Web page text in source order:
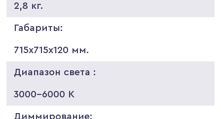
2,8 кг.
Габариты:
715х715х120 мм.
Диапазон света :
3000-6000 K
Диммирование: